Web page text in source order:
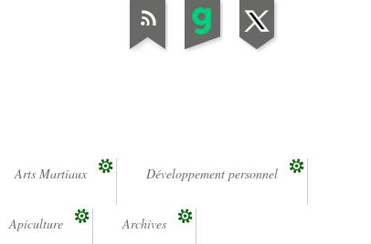
Arts Martiaux Développement personnel
Apiculture Archives